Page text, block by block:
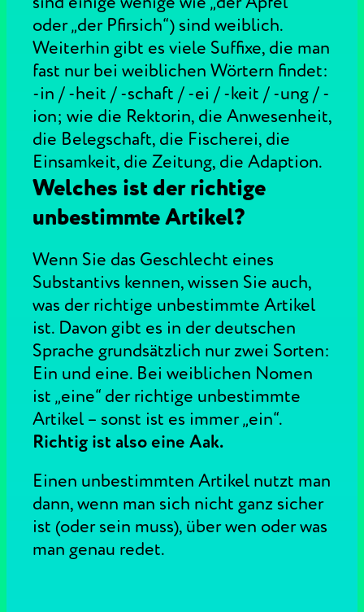
oder „der Pfirsich“) sind weiblich.
Weiterhin gibt es viele Suffixe, die man
fast nur bei weiblichen Wörtern findet:
-in / -heit / -schaft / -ei / -keit / -ung / -
ion; wie die Rektorin, die Anwesenheit,
die Belegschaft, die Fischerei, die
Einsamkeit, die Zeitung, die Adaption.
Welches ist der richtige
unbestimmte Artikel?
Wenn Sie das Geschlecht eines
Substantivs kennen, wissen Sie auch,
was der richtige unbestimmte Artikel
ist. Davon gibt es in der deutschen
Sprache grundsätzlich nur zwei Sorten:
Ein und eine. Bei weiblichen Nomen
ist „eine“ der richtige unbestimmte
Artikel – sonst ist es immer „ein“.
Richtig ist also eine Aak.
Einen unbestimmten Artikel nutzt man
dann, wenn man sich nicht ganz sicher
ist (oder sein muss), über wen oder was
man genau redet.